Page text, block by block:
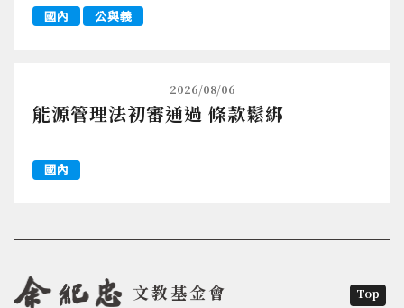
國內 公與義
2026/08/06
能源管理法初審通過 條款鬆綁
國內
文教基金會 Top